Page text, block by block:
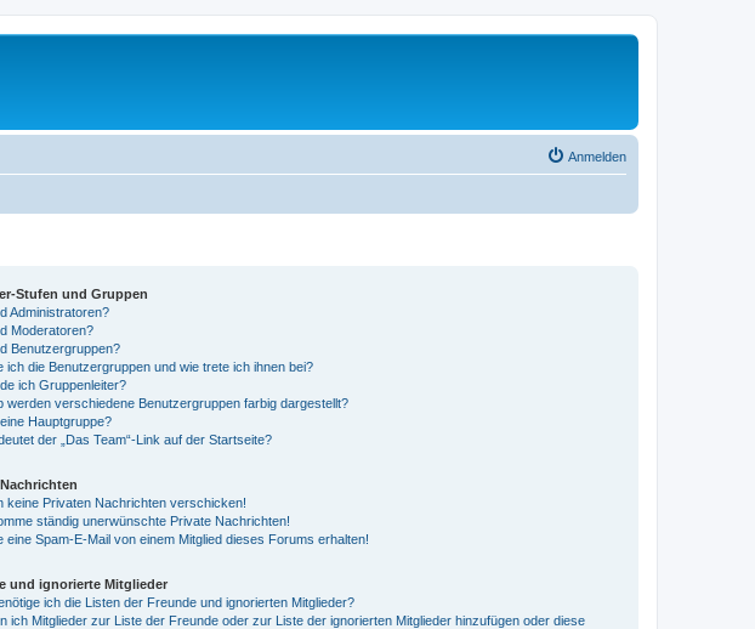
Anmelden
Stufen und Gruppen
Administratoren?
Moderatoren?
Benutzergruppen?
ich die Benutzergruppen und wie trete ich ihnen bei?
ich Gruppenleiter?
werden verschiedene Benutzergruppen farbig dargestellt?
Hauptgruppe?
der „Das Team“-Link auf der Startseite?
keine Privaten Nachrichten verschicken!
ständig unerwünschte Private Nachrichten!
eine Spam-E-Mail von einem Mitglied dieses Forums erhalten!
und ignorierte Mitglieder
ich die Listen der Freunde und ignorierten Mitglieder?
ich Mitglieder zur Liste der Freunde oder zur Liste der ignorierten Mitglieder hinzufügen oder diese